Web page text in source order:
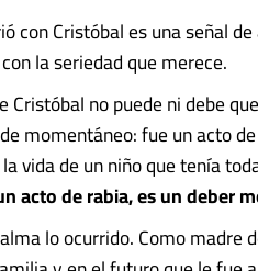
con Cristóbal es una señal
la seriedad que merece.
Cristóbal no puede ni debe
momentáneo: fue un acto
vida de un niño que tenía
acto de rabia, es un deber
lo ocurrido. Como madre